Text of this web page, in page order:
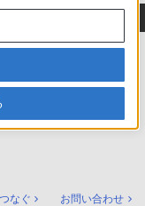
/ BDZ-
FBW2000 /
なぐ お問い合わせ